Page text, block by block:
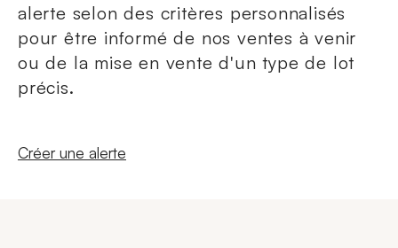
alerte selon des critères personnalisés
pour être informé de nos ventes à venir
ou de la mise en vente d'un type de lot
précis.
Nouvelle fenêtre
Créer une alerte